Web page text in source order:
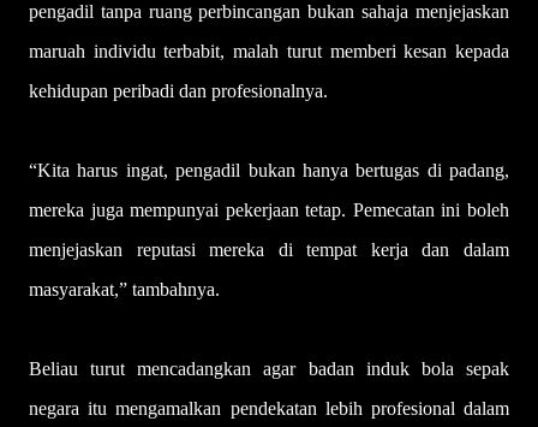
pengadil tanpa ruang perbincangan bukan sahaja menjejaskan
maruah individu terbabit, malah turut memberi kesan kepada
kehidupan peribadi dan profesionalnya.
“Kita harus ingat, pengadil bukan hanya bertugas di padang,
mereka juga mempunyai pekerjaan tetap. Pemecatan ini boleh
menjejaskan reputasi mereka di tempat kerja dan dalam
masyarakat,” tambahnya.
Beliau turut mencadangkan agar badan induk bola sepak
negara itu mengamalkan pendekatan lebih profesional dalam